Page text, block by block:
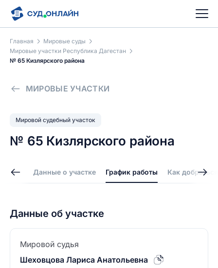
Главная
Мировые суды
Мировые участки Республика Дагестан
№ 65 Кизлярского района
МИРОВЫЕ УЧАСТКИ
Мировой судебный участок
№ 65 Кизлярского района
Данные о участке График работы Как добраться
Данные об участке
Мировой судья
Шеховцова Лариса Анатольевна